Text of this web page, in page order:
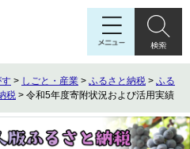
> しごと・産業 > ふるさと納税 > ふる
税 > 令和5年度寄附状況および活用実績